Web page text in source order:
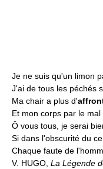
Je ne suis qu'un limon
J'ai de tous les péchés
Ma chair a plus d'
Et mon corps par le mal
Ô vous tous, je serai
Si dans l'obscurité du
Chaque faute de
V. HUGO, La Légende